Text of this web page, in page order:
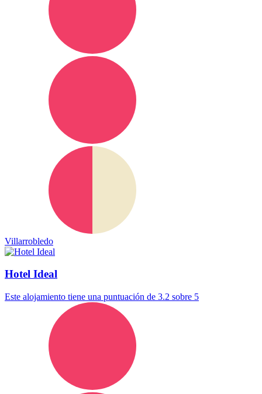
Villarrobledo
Hotel Ideal
Este alojamiento tiene una puntuación de 3.2 sobre 5